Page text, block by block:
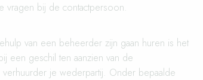
vragen bij de contactpersoon.
van een beheerder zijn gaan huren is het
een geschil ten aanzien van de
je wederpartij. Onder bepaalde